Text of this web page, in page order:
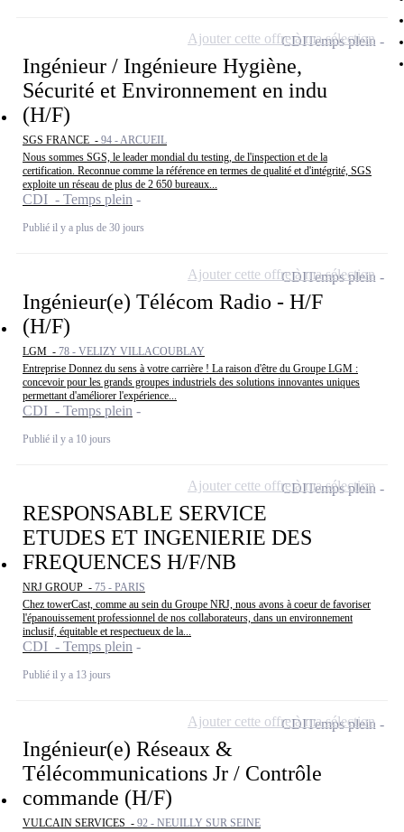
Ingénieur / Ingénieure Hygiène,
Sécurité et Environnement en indu
(H/F)
SGS FRANCE - 94 - ARCUEIL
Nous sommes SGS, le leader mondial du testing, de l'inspection et de la
certification. Reconnue comme la référence en termes de qualité et d'intégrité, SGS
exploite un réseau de plus de 2 650 bureaux...
CDI - Temps plein
Publié il y a plus de 30 jours
CDITemps plein
Ajouter cette offre à ma sélection
Ingénieur(e) Télécom Radio - H/F
(H/F)
LGM - 78 - VELIZY VILLACOUBLAY
Entreprise Donnez du sens à votre carrière ! La raison d'être du Groupe LGM :
concevoir pour les grands groupes industriels des solutions innovantes uniques
permettant d'améliorer l'expérience...
CDI - Temps plein
Publié il y a 10 jours
CDITemps plein
Ajouter cette offre à ma sélection
RESPONSABLE SERVICE
ETUDES ET INGENIERIE DES
FREQUENCES H/F/NB
NRJ GROUP - 75 - PARIS
Chez towerCast, comme au sein du Groupe NRJ, nous avons à coeur de favoriser
l'épanouissement professionnel de nos collaborateurs, dans un environnement
inclusif, équitable et respectueux de la...
CDI - Temps plein
Publié il y a 13 jours
CDITemps plein
Ajouter cette offre à ma sélection
Ingénieur(e) Réseaux &
Télécommunications Jr / Contrôle
commande (H/F)
VULCAIN SERVICES - 92 - NEUILLY SUR SEINE
CDITemps plein
Ajouter cette offre à ma sélection